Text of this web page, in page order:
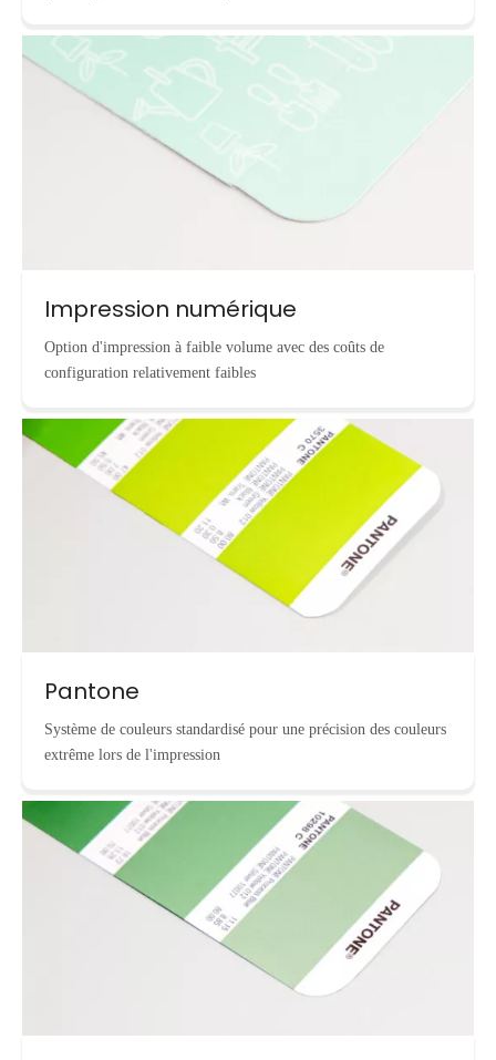
Impression numérique
Option d'impression à faible volume avec des coûts de
configuration relativement faibles
Pantone
Système de couleurs standardisé pour une précision des couleurs
extrême lors de l'impression